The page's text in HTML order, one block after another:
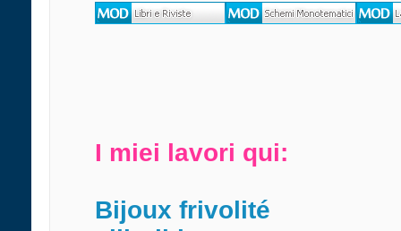
I miei lavori qui:
Bijoux frivolité